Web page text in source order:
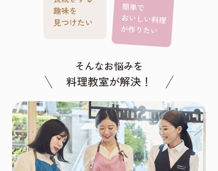
そんなお悩みを
料理教室が解決！